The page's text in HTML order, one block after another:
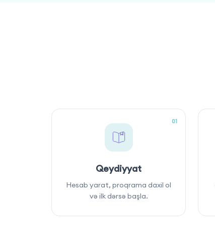
01
Qeydiyyat
Hesab yarat, proqrama daxil ol
və ilk dərsə başla.